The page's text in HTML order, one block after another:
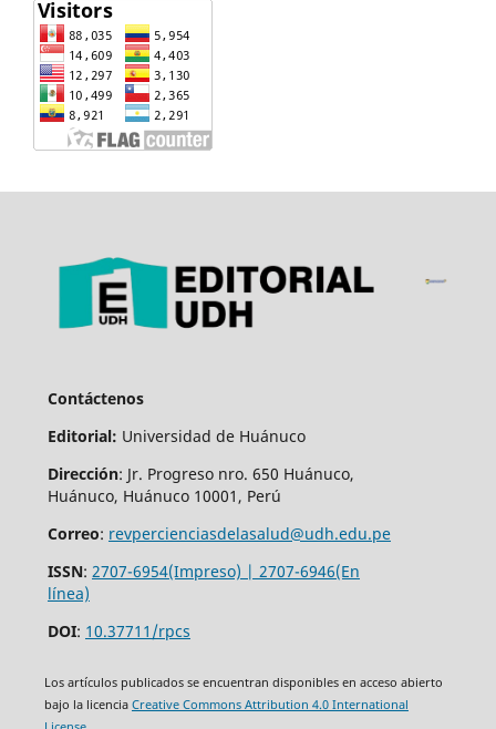
Contáctenos
Editorial: Universidad de Huánuco
Dirección: Jr. Progreso nro. 650 Huánuco,
Huánuco, Huánuco 10001, Perú
Correo: revpercienciasdelasalud@udh.edu.pe
ISSN: 2707-6954(Impreso) | 2707-6946(En
línea)
DOI: 10.37711/rpcs
Los artículos publicados se encuentran disponibles en acceso abierto
bajo la licencia Creative Commons Attribution 4.0 International